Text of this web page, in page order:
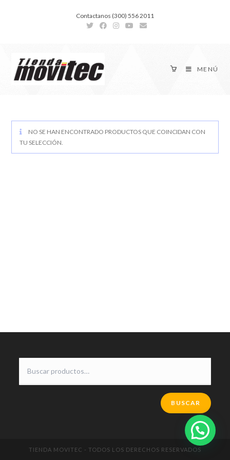
Contactanos (300) 556 2011
MENÚ
NO SE HAN ENCONTRADO PRODUCTOS QUE COINCIDAN CON
TU SELECCIÓN.
BUSCAR
TIENDA MOVITEC - TODOS LOS DERECHOS RESERVADOS